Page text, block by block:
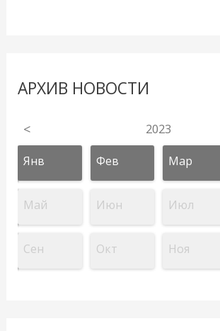
АРХИВ НОВОСТИ
< 2023
Янв Фев Мар
Май Июн Июл
Сен Окт Ноя